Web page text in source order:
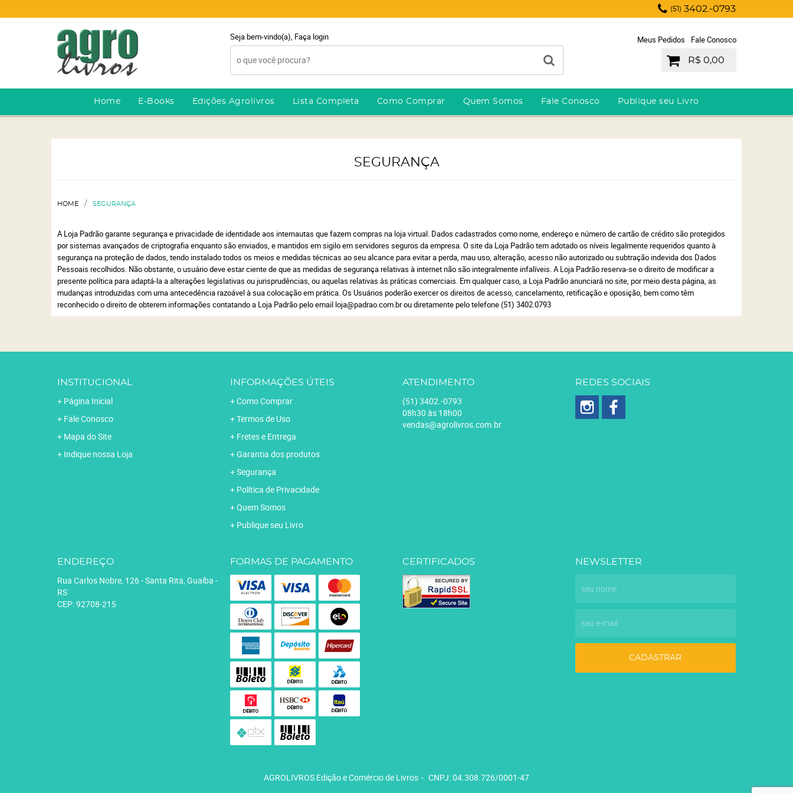
(51) 3402.-0793
Seja bem-vindo(a), Faça login Meus Pedidos Fale Conosco
R$ 0,00
Home E-Books Edições Agrolivros Lista Completa Como Comprar Quem Somos Fale Conosco Publique seu Livro
SEGURANÇA
HOME SEGURANÇA
A Loja Padrão garante segurança e privacidade de identidade aos internautas que fazem compras na loja virtual. Dados cadastrados como nome, endereço e número de cartão de crédito são protegidos
por sistemas avançados de criptografia enquanto são enviados, e mantidos em sigilo em servidores seguros da empresa. O site da Loja Padrão tem adotado os níveis legalmente requeridos quanto à
segurança na proteção de dados, tendo instalado todos os meios e medidas técnicas ao seu alcance para evitar a perda, mau uso, alteração, acesso não autorizado ou subtração indevida dos Dados
Pessoais recolhidos. Não obstante, o usuário deve estar ciente de que as medidas de segurança relativas à internet não são integralmente infalíveis. A Loja Padrão reserva-se o direito de modificar a
presente política para adaptá-la a alterações legislativas ou jurisprudências, ou aquelas relativas às práticas comerciais. Em qualquer caso, a Loja Padrão anunciará no site, por meio desta página, as
mudanças introduzidas com uma antecedência razoável à sua colocação em prática. Os Usuários poderão exercer os direitos de acesso, cancelamento, retificação e oposição, bem como têm
reconhecido o direito de obterem informações contatando a Loja Padrão pelo email loja@padrao.com.br ou diretamente pelo telefone (51) 3402.0793
INSTITUCIONAL
Página Inicial
Fale Conosco
Mapa do Site
Indique nossa Loja
INFORMAÇÕES ÚTEIS
Como Comprar
Termos de Uso
Fretes e Entrega
Garantia dos produtos
Segurança
Política de Privacidade
Quem Somos
Publique seu Livro
ATENDIMENTO
(51) 3402.-0793
08h30 às 18h00
vendas@agrolivros.com.br
REDES SOCIAIS
ENDEREÇO
Rua Carlos Nobre, 126-Santa Rita, Guaíba -
RS
CEP: 92708-215
FORMAS DE PAGAMENTO CERTIFICADOS NEWSLETTER
CADASTRAR
AGROLIVROS Edição e Comércio de Livros CNPJ: 04.308.726/0001-47